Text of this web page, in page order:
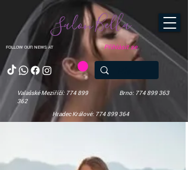
FOLLOW OUR NEWS AT
Salon Bella
Valašské Meziříčí: 774 899
362
Brno: 774 899 363
Hradec Králové: 774 899 364
Přihlásit se